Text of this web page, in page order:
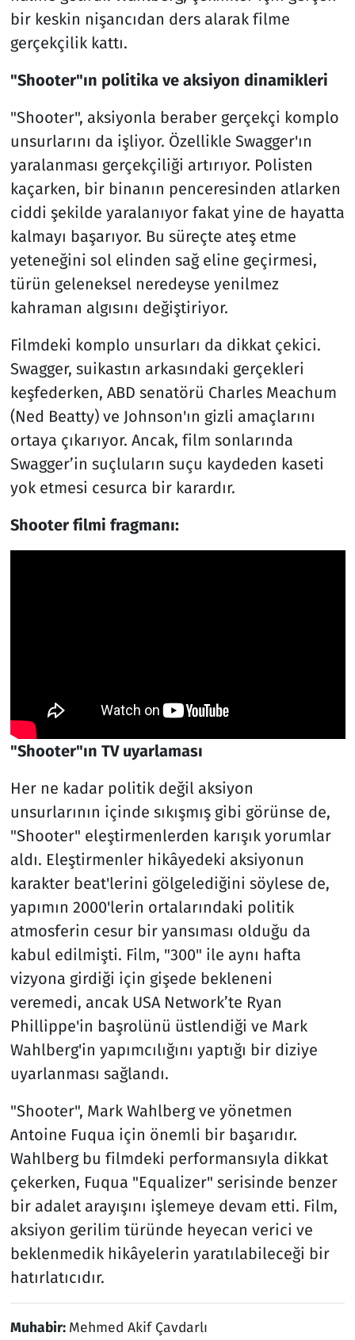
bir keskin nişancıdan ders alarak filme
gerçekçilik kattı.
"Shooter"ın politika ve aksiyon dinamikleri
"Shooter", aksiyonla beraber gerçekçi komplo
unsurlarını da işliyor. Özellikle Swagger'ın
yaralanması gerçekçiliği artırıyor. Polisten
kaçarken, bir binanın penceresinden atlarken
ciddi şekilde yaralanıyor fakat yine de hayatta
kalmayı başarıyor. Bu süreçte ateş etme
yeteneğini sol elinden sağ eline geçirmesi,
türün geleneksel neredeyse yenilmez
kahraman algısını değiştiriyor.
Filmdeki komplo unsurları da dikkat çekici.
Swagger, suikastın arkasındaki gerçekleri
keşfederken, ABD senatörü Charles Meachum
(Ned Beatty) ve Johnson'ın gizli amaçlarını
ortaya çıkarıyor. Ancak, film sonlarında
Swagger’in suçluların suçu kaydeden kaseti
yok etmesi cesurca bir karardır.
Shooter filmi fragmanı:
"Shooter"ın TV uyarlaması
Her ne kadar politik değil aksiyon
unsurlarının içinde sıkışmış gibi görünse de,
"Shooter" eleştirmenlerden karışık yorumlar
aldı. Eleştirmenler hikâyedeki aksiyonun
karakter beat'lerini gölgelediğini söylese de,
yapımın 2000'lerin ortalarındaki politik
atmosferin cesur bir yansıması olduğu da
kabul edilmişti. Film, "300" ile aynı hafta
vizyona girdiği için gişede bekleneni
veremedi, ancak USA Network’te Ryan
Phillippe'in başrolünü üstlendiği ve Mark
Wahlberg'in yapımcılığını yaptığı bir diziye
uyarlanması sağlandı.
"Shooter", Mark Wahlberg ve yönetmen
Antoine Fuqua için önemli bir başarıdır.
Wahlberg bu filmdeki performansıyla dikkat
çekerken, Fuqua "Equalizer" serisinde benzer
bir adalet arayışını işlemeye devam etti. Film,
aksiyon gerilim türünde heyecan verici ve
beklenmedik hikâyelerin yaratılabileceği bir
hatırlatıcıdır.
Muhabir: Mehmed Akif Çavdarlı